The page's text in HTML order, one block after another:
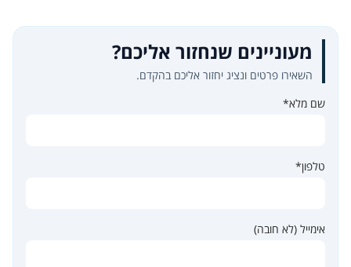
מעוניינים שנחזור אליכם?
השאירו פרטים ונציג יחזור אליכם בהקדם.
שם מלא*
טלפון*
אימייל (לא חובה)